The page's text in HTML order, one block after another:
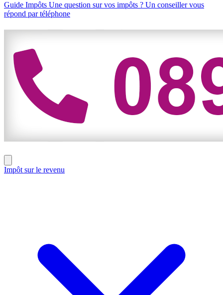
Guide Impôts Une question sur vos impôts ? Un conseiller vous
répond par téléphone
Impôt sur le revenu